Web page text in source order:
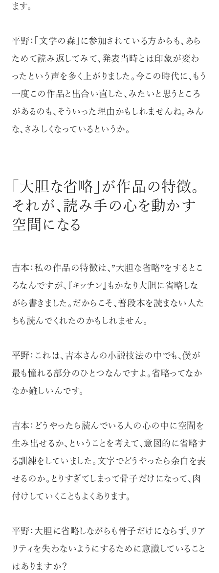
ます。
平野：「文学の森」に参加されている方からも、あら
ためて読み返してみて、発表当時とは印象が変わ
ったという声を多く上がりました。今この時代に、もう
一度この作品と出合い直した、みたいと思うところ
があるのも、そういった理由かもしれませんね。みん
な、さみしくなっているというか。
「大胆な省略」が作品の特徴。
それが、読み手の心を動かす
空間になる
吉本：私の作品の特徴は、”大胆な省略”をするとこ
ろなんですが、『キッチン』もかなり大胆に省略しな
がら書きました。だからこそ、普段本を読まない人た
ちも読んでくれたのかもしれません。
平野：これは、吉本さんの小説技法の中でも、僕が
最も憧れる部分のひとつなんですよ。省略ってなか
なか難しいんです。
吉本：どうやったら読んでいる人の心の中に空間を
生み出せるか、ということを考えて、意図的に省略す
る訓練をしていました。文字でどうやったら余白を表
せるのか。とりすぎてしまって骨子だけになって、肉
付けしていくこともよくあります。
平野：大胆に省略しながらも骨子だけにならず、リア
リティを失わないようにするために意識していること
はありますか？